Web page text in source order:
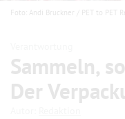
Foto: Andi Bruckner / PET to PET
Sammeln,
Der